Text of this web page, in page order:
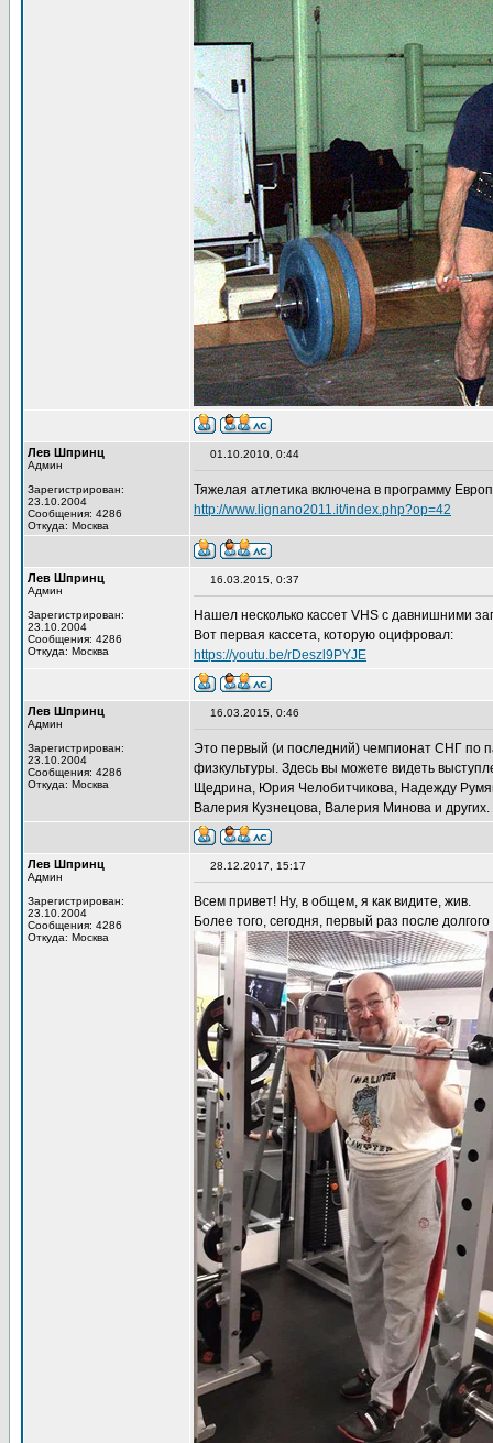
Лев Шпринц
Админ
Зарегистрирован:
23.10.2004
Сообщения: 4286
Откуда: Москва
01.10.2010, 0:44
Тяжелая атлетика включена в программу
http://www.lignano2011.it/index.php?op=42
Лев Шпринц
Админ
Зарегистрирован:
23.10.2004
Сообщения: 4286
Откуда: Москва
16.03.2015, 0:37
Нашел несколько кассет VHS с давнишними
Вот первая кассета, которую оцифровал:
https://youtu.be/rDeszl9PYJE
Лев Шпринц
Админ
Зарегистрирован:
23.10.2004
Сообщения: 4286
Откуда: Москва
16.03.2015, 0:46
Это первый (и последний) чемпионат СНГ по
физкультуры. Здесь вы можете видеть
Щедрина, Юрия Челобитчикова, Надежду
Валерия Кузнецова, Валерия Минова и других.
Лев Шпринц
Админ
Зарегистрирован:
23.10.2004
Сообщения: 4286
Откуда: Москва
28.12.2017, 15:17
Всем привет! Ну, в общем, я как видите, жив.
Более того, сегодня, первый раз после